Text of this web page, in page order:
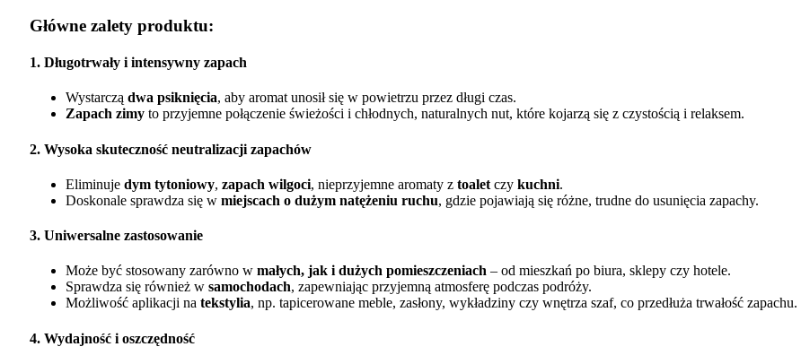
Główne zalety produktu:
1. Długotrwały i intensywny zapach
Wystarczą dwa psiknięcia, aby aromat unosił się w powietrzu przez długi czas.
Zapach zimy to przyjemne połączenie świeżości i chłodnych, naturalnych nut, które kojarzą się z czystością i relaksem.
2. Wysoka skuteczność neutralizacji zapachów
Eliminuje dym tytoniowy, zapach wilgoci, nieprzyjemne aromaty z toalet czy kuchni.
Doskonale sprawdza się w miejscach o dużym natężeniu ruchu, gdzie pojawiają się różne, trudne do usunięcia zapachy.
3. Uniwersalne zastosowanie
Może być stosowany zarówno w małych, jak i dużych pomieszczeniach – od mieszkań po biura, sklepy czy hotele.
Sprawdza się również w samochodach, zapewniając przyjemną atmosferę podczas podróży.
Możliwość aplikacji na tekstylia, np. tapicerowane meble, zasłony, wykładziny czy wnętrza szaf, co przedłuża trwałość zapachu.
4. Wydajność i oszczędność